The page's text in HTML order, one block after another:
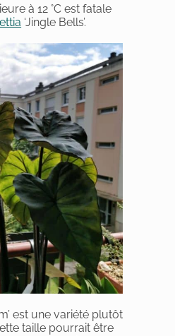
à 12 °C est fatale
‘Jingle Bells’.
est une variété plutôt
taille pourrait être